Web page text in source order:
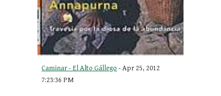
Caminar - El Alto Gállego - Apr 25, 2012
7:23:36 PM